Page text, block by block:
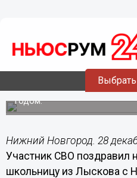
Юная нижегородка
трогательное
СВО земляку
Военнослужащий разыскал
годом.
Нижний Новгород. 28
Участник СВО поздравил
школьницу из Лыскова с